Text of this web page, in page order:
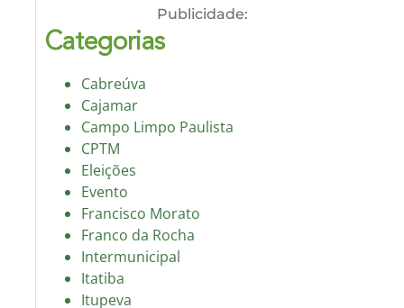
Publicidade:
Categorias
Cabreúva
Cajamar
Campo Limpo Paulista
CPTM
Eleições
Evento
Francisco Morato
Franco da Rocha
Intermunicipal
Itatiba
Itupeva